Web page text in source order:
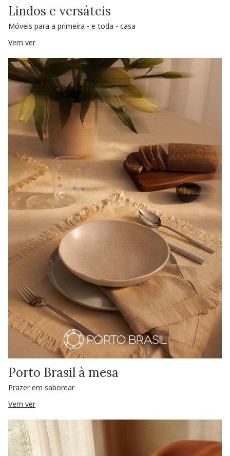
Lindos e versáteis
Móveis para a primeira - e toda - casa
Vem ver
Porto Brasil à mesa
Prazer em saborear
Vem ver